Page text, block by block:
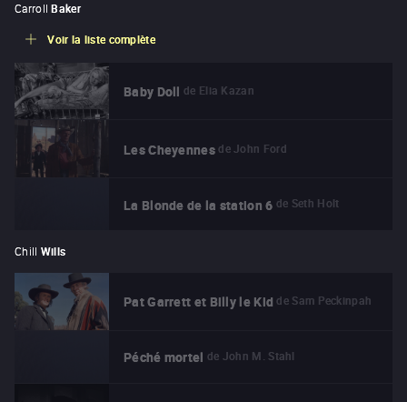
Carroll Baker
Voir la liste complète
Baby Doll de Elia Kazan
Les Cheyennes de John Ford
La Blonde de la station 6 de Seth Holt
Chill Wills
Pat Garrett et Billy le Kid de Sam Peckinpah
Péché mortel de John M. Stahl